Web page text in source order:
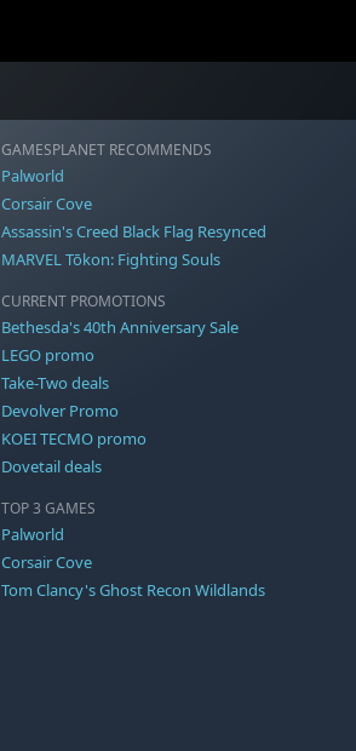
GAMESPLANET RECOMMENDS
Palworld
Corsair Cove
Assassin's Creed Black Flag Resynced
MARVEL Tōkon: Fighting Souls
CURRENT PROMOTIONS
Bethesda's 40th Anniversary Sale
LEGO promo
Take-Two deals
Devolver Promo
KOEI TECMO promo
Dovetail deals
TOP 3 GAMES
Palworld
Corsair Cove
Tom Clancy's Ghost Recon Wildlands